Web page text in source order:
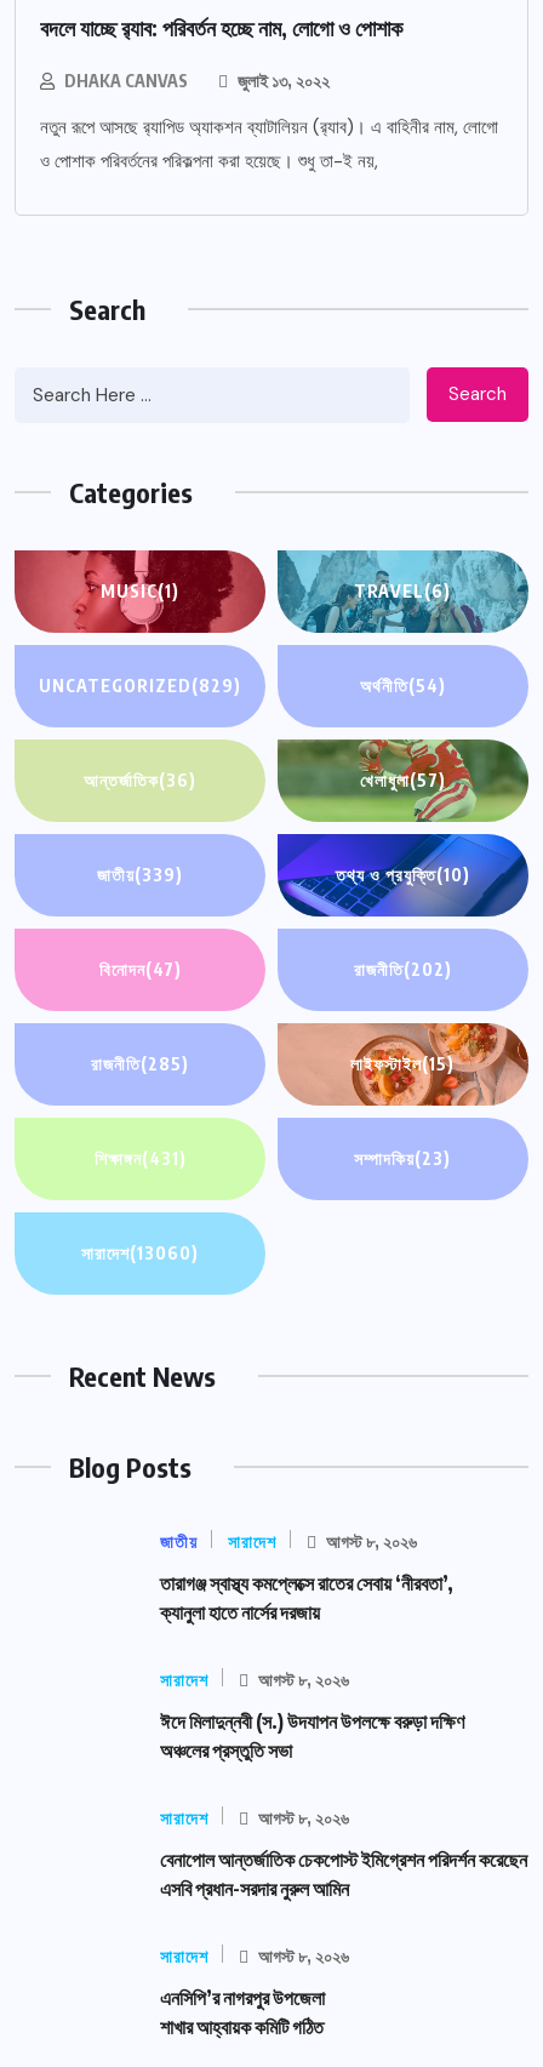
বদলে যাচ্ছে র‌্যাব: পরিবর্তন হচ্ছে নাম, লোগো ও পোশাক
DHAKA CANVAS জুলাই ১৩, ২০২২
নতুন রূপে আসছে র‌্যাপিড অ্যাকশন ব্যাটালিয়ন (র‌্যাব)। এ বাহিনীর নাম, লোগো
ও পোশাক পরিবর্তনের পরিকল্পনা করা হয়েছে। শুধু তা-ই নয়,
Search
Search
Categories
MUSIC(1) TRAVEL(6)
UNCATEGORIZED(829) অর্থনীতি(54)
আন্তর্জাতিক(36) খেলাধুলা(57)
জাতীয়(339) তথ্য ও প্রযুক্তি(10)
বিনোদন(47) রাজনীতি(202)
রাজনীতি(285) লাইফস্টাইল(15)
শিক্ষাঙ্গন(431) সম্পাদকিয়(23)
সারাদেশ(13060)
Recent News
Blog Posts
জাতীয় সারাদেশ আগস্ট ৮, ২০২৬
তারাগঞ্জ স্বাস্থ্য কমপ্লেক্সে রাতের সেবায় ‘নীরবতা’,
ক্যানুলা হাতে নার্সের দরজায়
সারাদেশ আগস্ট ৮, ২০২৬
ঈদে মিলাদুন্নবী (স.) উদযাপন উপলক্ষে বরুড়া দক্ষিণ
অঞ্চলের প্রস্তুতি সভা
সারাদেশ আগস্ট ৮, ২০২৬
বেনাপোল আন্তর্জাতিক চেকপোস্ট ইমিগ্রেশন পরিদর্শন করেছেন
এসবি প্রধান-সরদার নুরুল আমিন
সারাদেশ আগস্ট ৮, ২০২৬
এনসিপি’র নাগরপুর উপজেলা
শাখার আহ্বায়ক কমিটি গঠিত